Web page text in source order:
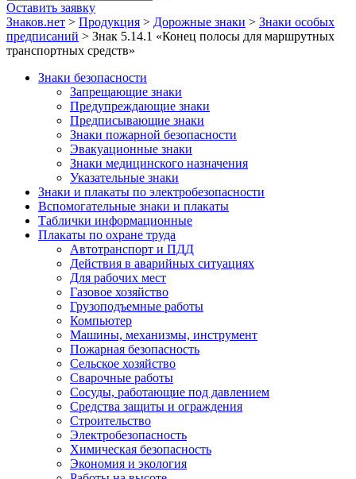
Оставить заявку
Знаков.нет > Продукция > Дорожные знаки > Знаки особых
предписаний > Знак 5.14.1 «Конец полосы для маршрутных
транспортных средств»
Знаки безопасности
Запрещающие знаки
Предупреждающие знаки
Предписывающие знаки
Знаки пожарной безопасности
Эвакуационные знаки
Знаки медицинского назначения
Указательные знаки
Знаки и плакаты по электробезопасности
Вспомогательные знаки и плакаты
Таблички информационные
Плакаты по охране труда
Автотранспорт и ПДД
Действия в аварийных ситуациях
Для рабочих мест
Газовое хозяйство
Грузоподъемные работы
Компьютер
Машины, механизмы, инструмент
Пожарная безопасность
Сельское хозяйство
Сварочные работы
Сосуды, работающие под давлением
Средства защиты и ограждения
Строительство
Электробезопасность
Химическая безопасность
Экономия и экология